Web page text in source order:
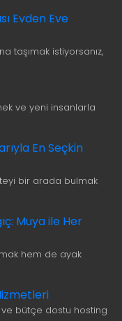
Evden Eve
taşımak istiyorsanız,
ve yeni insanlarla
En Seçkin
bir arada bulmak
Muya ile Her
hem de ayak
bütçe dostu hosting